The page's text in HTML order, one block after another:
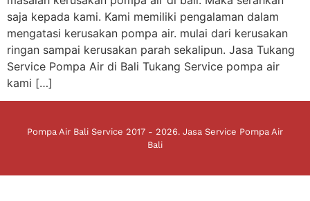
saja kepada kami. Kami memiliki pengalaman dalam
mengatasi kerusakan pompa air. mulai dari kerusakan
ringan sampai kerusakan parah sekalipun. Jasa Tukang
Service Pompa Air di Bali Tukang Service pompa air
kami […]
Pompa Air Bali Service 2017 - 2026. Jasa Service Pompa Air
Bali